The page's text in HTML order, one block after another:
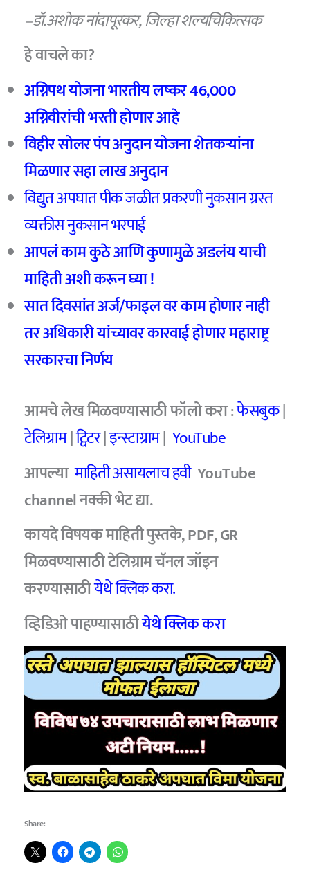
–डॉ.अशोक नांदापूरकर,जिल्हा शल्यचिकित्सक
हे वाचले का?
अग्निपथ योजना भारतीय लष्कर 46,000
अग्निवीरांची भरती होणार आहे
विहीर सोलर पंप अनुदान योजना शेतकऱ्यांना
मिळणार सहा लाख अनुदान
विद्युत अपघात पीक जळीत प्रकरणी नुकसान ग्रस्त
व्यक्तीस नुकसान भरपाई
आपलं काम कुठे आणि कुणामुळे अडलंय याची
माहिती अशी करून घ्या !
सात दिवसांत अर्ज/फाइल वर काम होणार नाही
तर अधिकारी यांच्यावर कारवाई होणार महाराष्ट्र
सरकारचा निर्णय
आमचेलेख मिळवण्यासाठी फॉलो करा :फेसबुक|
टेलिग्राम|ट्विटर|इन्स्टाग्राम| YouTube
आपल्या माहिती असायलाच हवी YouTube
channelनक्की भेट द्या.
कायदे विषयक माहिती पुस्तके, PDF, GR
मिळवण्यासाठी टेलिग्राम चॅनल जॉइन
करण्यासाठीयेथे क्लिक करा.
व्हिडिओ पाहण्यासाठीयेथे क्लिक करा
Share: